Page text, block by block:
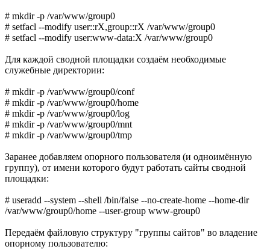
# mkdir -p /var/www/group0
# setfacl --modify user::rX,group::rX /var/www/group0
# setfacl --modify user:www-data:X /var/www/group0
Для каждой сводной площадки создаём необходимые
служебные директории:
# mkdir -p /var/www/group0/conf
# mkdir -p /var/www/group0/home
# mkdir -p /var/www/group0/log
# mkdir -p /var/www/group0/mnt
# mkdir -p /var/www/group0/tmp
Заранее добавляем опорного пользователя (и одноимённую
группу), от имени которого будут работать сайты сводной
площадки:
# useradd --system --shell /bin/false --no-create-home --home-dir
/var/www/group0/home --user-group www-group0
Передаём файловую структуру "группы сайтов" во владение
опорному пользователю: